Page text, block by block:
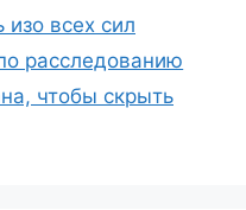
всех сил
расследованию
чтобы скрыть